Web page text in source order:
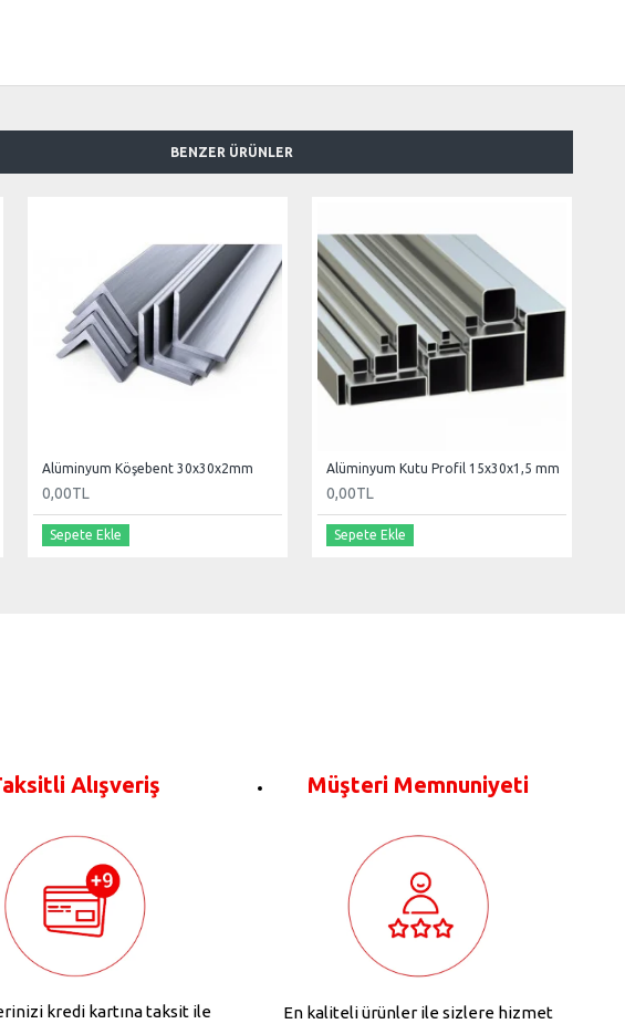
BENZER ÜRÜNLER
Alüminyum Köşebent 30x30x2mm
0,00TL
Sepete Ekle
Alüminyum Kutu Profil 15x30x1,5 mm
0,00TL
Sepete Ekle
Alışveriş
kredi kartına taksit ile
Müşteri Memnuniyeti
En kaliteli ürünler ile sizlere hizmet